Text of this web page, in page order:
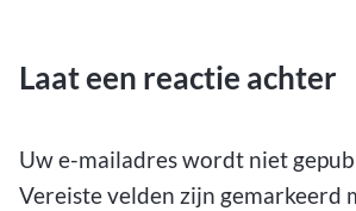
Laat een reactie achter
Uw e-mailadres wordt niet
Vereiste velden zijn gemarkeerd